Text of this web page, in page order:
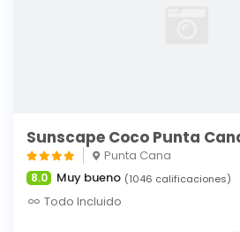
Sunscape Coco Punta
Punta Cana
8.0 Muy bueno (1046 calificaciones)
Todo Incluido